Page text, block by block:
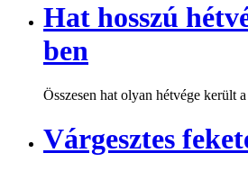
Hat hosszú
ben
Összesen hat olyan hétvége került
Várgesztes